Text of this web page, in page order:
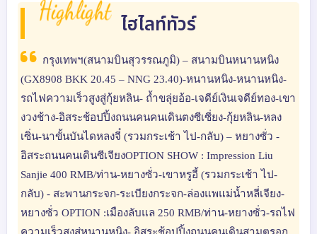
Highlight ไฮไลท์ทัวร์
กรุงเทพฯ(สนามบินสุวรรณภูมิ) – สนามบินหนานหนิง
(GX8908 BKK 20.45 – NNG 23.40)-หนานหนิง-หนานหนิง-
รถไฟความเร็วสูงสู่กุ้ยหลิน- ถ้ำขลุ่ยอ้อ-เจดีย์เงินเจดีย์ทอง-เขา
งวงช้าง-อิสระช้อปปิ้งถนนคนคนเดินตงซีเซี่ยง-กุ้ยหลิน-หลง
เซิ่น-นาขั้นบันไดหลงจี๋ (รวมกระเช้า ไป-กลับ) – หยางซั่ว -
อิสระถนนคนเดินซีเจียงOPTION SHOW : Impression Liu
Sanjie 400 RMB/ท่าน-หยางซั่ว-เขาหรูอี้ (รวมกระเช้า ไป-
กลับ) - สะพานกระจก-ระเบียงกระจก-ล่องแพแม่น้ำหลี่เจียง-
หยางซั่ว OPTION :เมืองลับแล 250 RMB/ท่าน-หยางซั่ว-รถไฟ